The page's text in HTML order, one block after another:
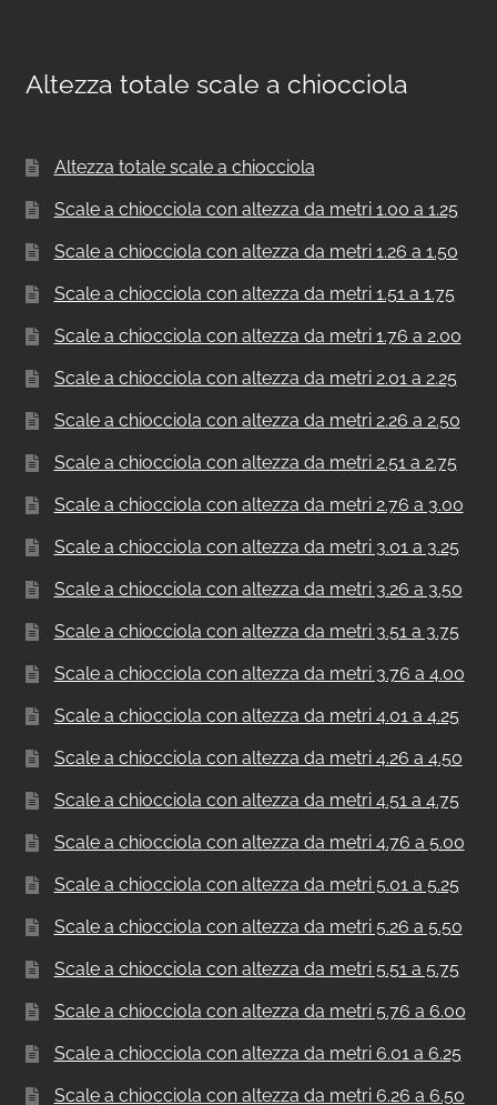
Altezza totale scale a chiocciola
Altezza totale scale a chiocciola
Scale a chiocciola con altezza da metri 1.00 a 1.25
Scale a chiocciola con altezza da metri 1.26 a 1.50
Scale a chiocciola con altezza da metri 1.51 a 1.75
Scale a chiocciola con altezza da metri 1.76 a 2.00
Scale a chiocciola con altezza da metri 2.01 a 2.25
Scale a chiocciola con altezza da metri 2.26 a 2.50
Scale a chiocciola con altezza da metri 2.51 a 2.75
Scale a chiocciola con altezza da metri 2.76 a 3.00
Scale a chiocciola con altezza da metri 3.01 a 3.25
Scale a chiocciola con altezza da metri 3.26 a 3.50
Scale a chiocciola con altezza da metri 3.51 a 3.75
Scale a chiocciola con altezza da metri 3.76 a 4.00
Scale a chiocciola con altezza da metri 4.01 a 4.25
Scale a chiocciola con altezza da metri 4.26 a 4.50
Scale a chiocciola con altezza da metri 4.51 a 4.75
Scale a chiocciola con altezza da metri 4.76 a 5.00
Scale a chiocciola con altezza da metri 5.01 a 5.25
Scale a chiocciola con altezza da metri 5.26 a 5.50
Scale a chiocciola con altezza da metri 5.51 a 5.75
Scale a chiocciola con altezza da metri 5.76 a 6.00
Scale a chiocciola con altezza da metri 6.01 a 6.25
Scale a chiocciola con altezza da metri 6.26 a 6.50